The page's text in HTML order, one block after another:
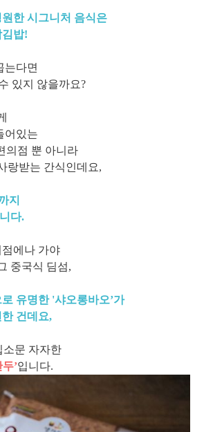
한 시그니처 음식은
밥!
는다면
있지 않을까요?
어있는
의점 뿐 아니라
랑받는 간식인데요,
지
다.
에나 가야
중국식 딤섬,
유명한 '샤오롱바오’가
건데요,
소문 자자한
’입니다.